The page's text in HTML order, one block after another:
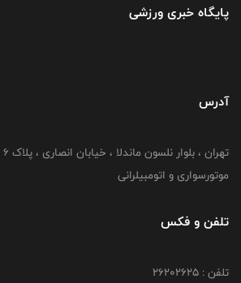
پایگاه خبری ورزشی
آدرس
موتورسواری و اتومبیلرانی
تلفن و فکس
تلفن : ۲۶۲۰۲۶۲۵